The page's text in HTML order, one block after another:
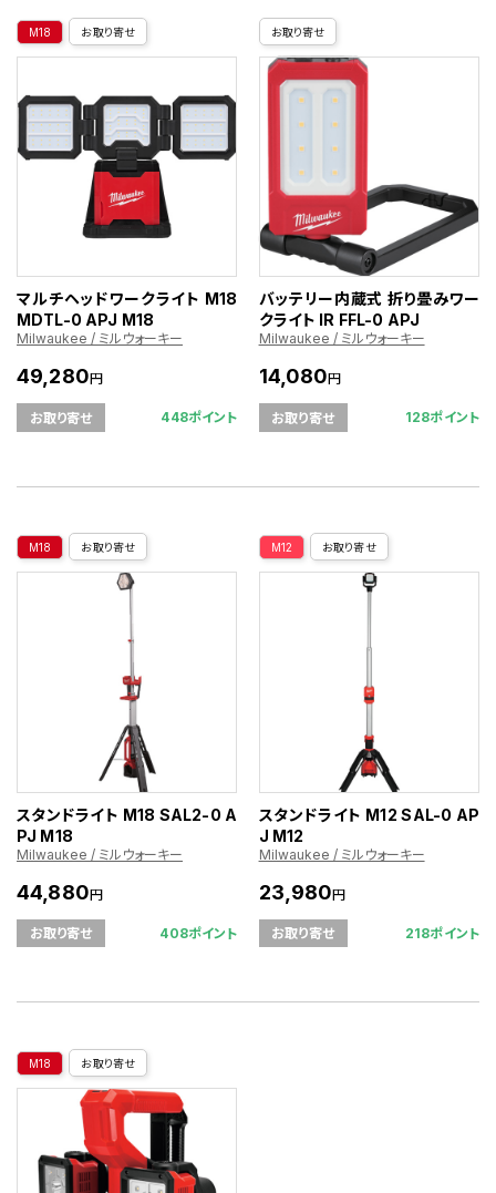
M18 お取り寄せ
マルチヘッドワークライト M18
MDTL-0 APJ M18
Milwaukee / ミルウォーキー
49,280円
お取り寄せ 448ポイント
お取り寄せ
バッテリー内蔵式 折り畳みワー
クライト IR FFL-0 APJ
Milwaukee / ミルウォーキー
14,080円
お取り寄せ 128ポイント
M18 お取り寄せ
スタンドライト M18 SAL2-0 A
PJ M18
Milwaukee / ミルウォーキー
44,880円
お取り寄せ 408ポイント
M12 お取り寄せ
スタンドライト M12 SAL-0 AP
J M12
Milwaukee / ミルウォーキー
23,980円
お取り寄せ 218ポイント
M18 お取り寄せ